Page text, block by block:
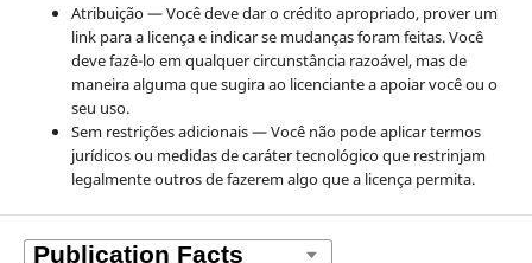
Atribuição — Você deve dar o crédito apropriado, prover um
link para a licença e indicar se mudanças foram feitas. Você
deve fazê-lo em qualquer circunstância razoável, mas de
maneira alguma que sugira ao licenciante a apoiar você ou o
seu uso.
Sem restrições adicionais — Você não pode aplicar termos
jurídicos ou medidas de caráter tecnológico que restrinjam
legalmente outros de fazerem algo que a licença permita.